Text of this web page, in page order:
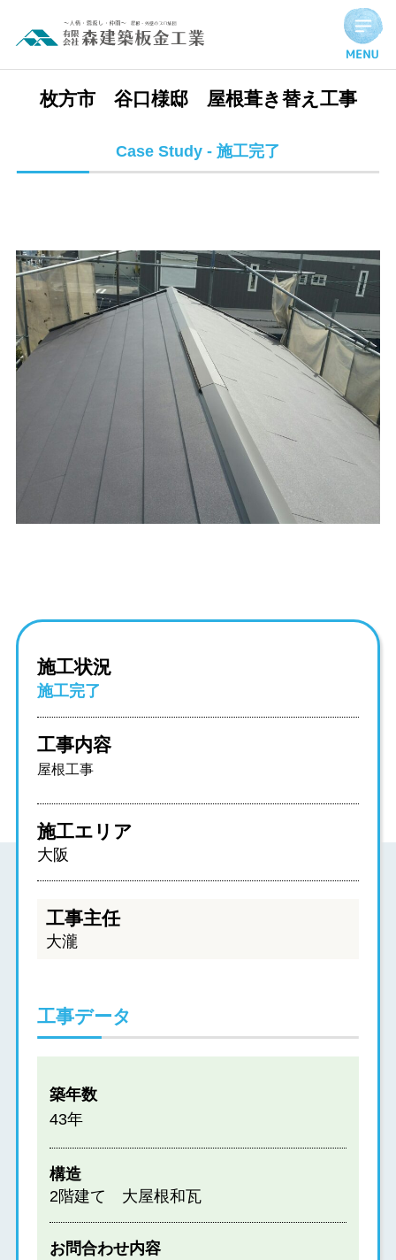
枚方市 谷口様邸 屋根葺き替え工事 | 施工完了実績
枚方市 谷口様邸 屋根葺き替え工事
Case Study - 施工完了
施工状況
施工完了
工事内容
屋根工事
施工エリア
大阪
工事主任
大瀧
工事データ
築年数
43年
構造
2階建て 大屋根和瓦
お問合わせ内容